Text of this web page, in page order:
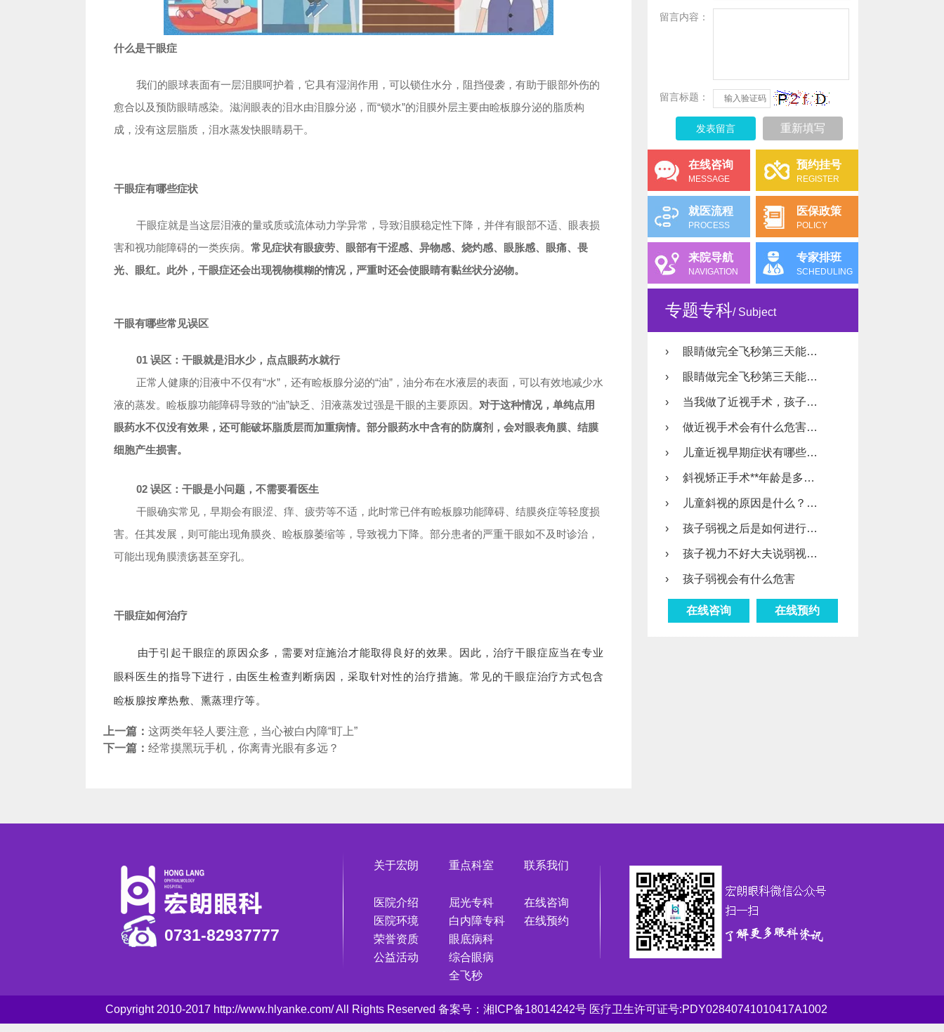
什么是干眼症
我们的眼球表面有一层泪膜呵护着，它具有湿润作用，可以锁住水分，阻挡侵袭，有助于眼部外伤的
愈合以及预防眼睛感染。滋润眼表的泪水由泪腺分泌，而“锁水”的泪膜外层主要由睑板腺分泌的脂质构
成，没有这层脂质，泪水蒸发快眼睛易干。
干眼症有哪些症状
干眼症就是当这层泪液的量或质或流体动力学异常，导致泪膜稳定性下降，并伴有眼部不适、眼表损
害和视功能障碍的一类疾病。 常见症状有眼疲劳、眼部有干涩感、异物感、烧灼感、眼胀感、眼痛、畏
光、眼红。此外，干眼症还会出现视物模糊的情况，严重时还会使眼睛有黏丝状分泌物。
干眼有哪些常见误区
01 误区：干眼就是泪水少，点点眼药水就行
正常人健康的泪液中不仅有“水”，还有睑板腺分泌的“油”，油分布在水液层的表面，可以有效地减少水
液的蒸发。睑板腺功能障碍导致的“油”缺乏、泪液蒸发过强是干眼的主要原因。 对于这种情况，单纯点用
眼药水不仅没有效果，还可能破坏脂质层而加重病情。部分眼药水中含有的防腐剂，会对眼表角膜、结膜
细胞产生损害。
02 误区：干眼是小问题，不需要看医生
干眼确实常见，早期会有眼涩、痒、疲劳等不适，此时常已伴有睑板腺功能障碍、结膜炎症等轻度损
害。任其发展，则可能出现角膜炎、睑板腺萎缩等，导致视力下降。部分患者的严重干眼如不及时诊治，
可能出现角膜溃疡甚至穿孔。
干眼症如何治疗
由于引起干眼症的原因众多，需要对症施治才能取得良好的效果。 因此，治疗干眼症应当在专业
眼科医生的指导下进行，由医生检查判断病因，采取针对性的治疗措施。常见的干眼症治疗方式包含
睑板腺按摩热敷、熏蒸理疗等。
上一篇： 这两类年轻人要注意，当心被白内障“盯上”
下一篇： 经常摸黑玩手机，你离青光眼有多远？
留言内容：
留言标题：
重新填写
在线咨询
MESSAGE
预约挂号
REGISTER
就医流程
PROCESS
医保政策
POLICY
来院导航
NAVIGATION
专家排班
SCHEDULING
专题专科/ Subject
› 眼睛做完全飞秒第三天能…
› 眼睛做完全飞秒第三天能…
› 当我做了近视手术，孩子…
› 做近视手术会有什么危害…
› 儿童近视早期症状有哪些…
› 斜视矫正手术**年龄是多…
› 儿童斜视的原因是什么？…
› 孩子弱视之后是如何进行…
› 孩子视力不好大夫说弱视…
› 孩子弱视会有什么危害
在线咨询 在线预约
0731-82937777
关于宏朗
医院介绍
医院环境
荣誉资质
公益活动
重点科室
屈光专科
白内障专科
眼底病科
综合眼病
全飞秒
联系我们
在线咨询
在线预约
Copyright 2010-2017 http://www.hlyanke.com/ All Rights Reserved 备案号： 湘ICP备18014242号 医疗卫生许可证号:PDY02840741010417A1002